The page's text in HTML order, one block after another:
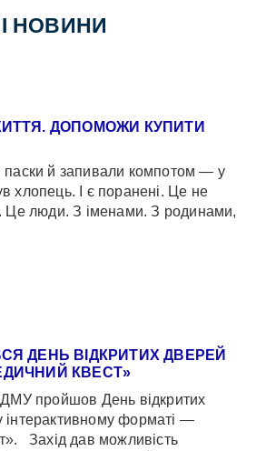
НОВИНИ
ДОПОМОЖИ КУПИТИ
паски й запивали компотом — у
хлопець. І є поранені. Це не
Це люди. З іменами. З родинами,
ДЕНЬ ВІДКРИТИХ ДВЕРЕЙ
КВЕСТ»
пройшов День відкритих
інтерактивному форматі —
Захід дав можливість